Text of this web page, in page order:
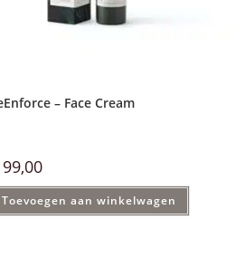
– Face Cream
Toevoegen aan winkelwagen